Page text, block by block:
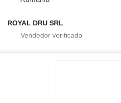
ROYAL DRU SRL